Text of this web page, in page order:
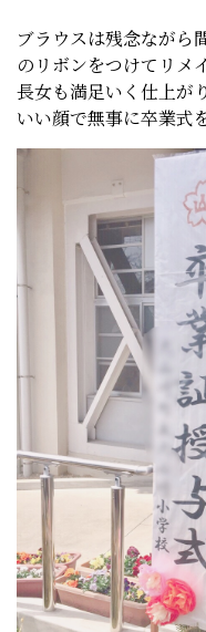
ブラウスは残念ながら
のリボンをつけてリメイ
長女も満足いく仕上が
いい顔で無事に卒業式